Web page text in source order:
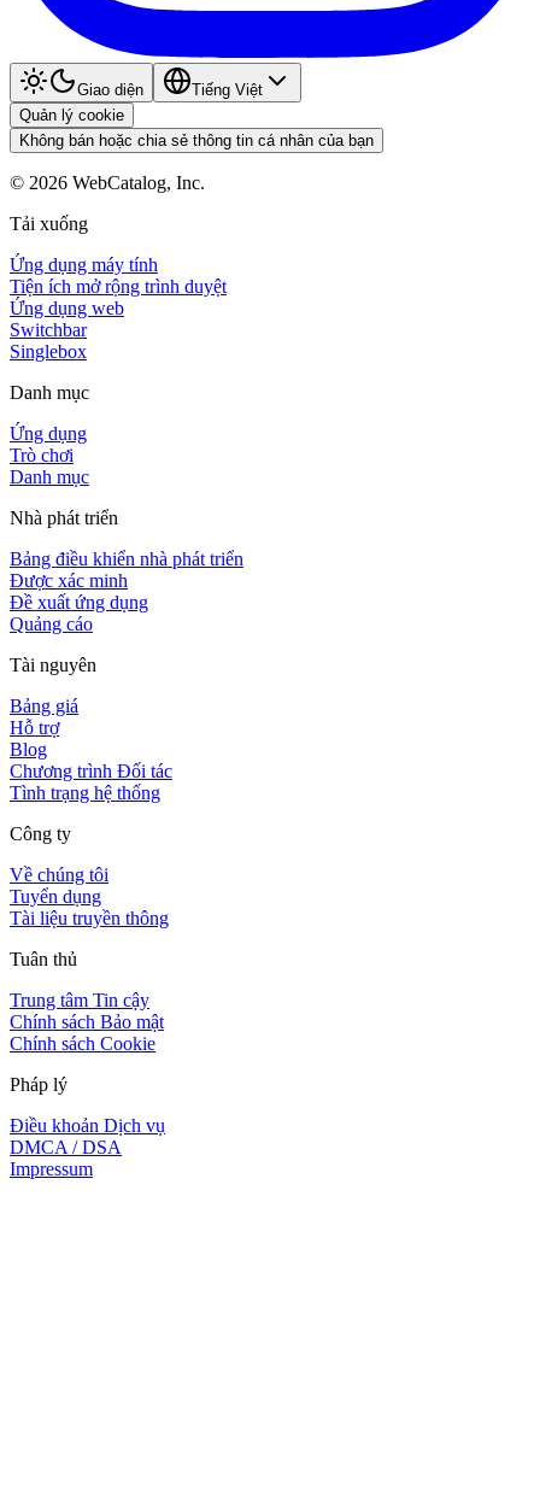
Giao diện
Tiếng Việt
Quản lý cookie
Không bán hoặc chia sẻ thông tin cá nhân của bạn
© 2026 WebCatalog, Inc.
Tải xuống
Ứng dụng máy tính
Tiện ích mở rộng trình duyệt
Ứng dụng web
Switchbar
Singlebox
Danh mục
Ứng dụng
Trò chơi
Danh mục
Nhà phát triển
Bảng điều khiển nhà phát triển
Được xác minh
Đề xuất ứng dụng
Quảng cáo
Tài nguyên
Bảng giá
Hỗ trợ
Blog
Chương trình Đối tác
Tình trạng hệ thống
Công ty
Về chúng tôi
Tuyển dụng
Tài liệu truyền thông
Tuân thủ
Trung tâm Tin cậy
Chính sách Bảo mật
Chính sách Cookie
Pháp lý
Điều khoản Dịch vụ
DMCA / DSA
Impressum